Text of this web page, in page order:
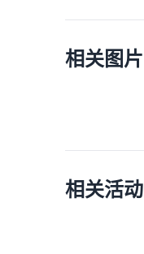
相关图片
相关活动